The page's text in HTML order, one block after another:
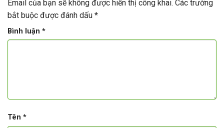
Email của bạn sẽ không được hiển thị công khai. Các trường
bắt buộc được đánh dấu *
Bình luận *
Tên *